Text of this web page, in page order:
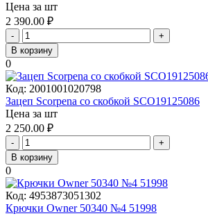
Цена за шт
2 390.00 ₽
-
+
В корзину
0
Код: 2001001020798
Зацеп Scorpena со скобкой SCO19125086
Цена за шт
2 250.00 ₽
-
+
В корзину
0
Код: 4953873051302
Крючки Owner 50340 №4 51998